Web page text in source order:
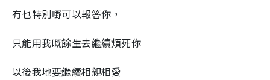
冇乜特別嘢可以報答你，
只能用我嘅餘生去繼續煩死你
以後我地要繼續相親相愛